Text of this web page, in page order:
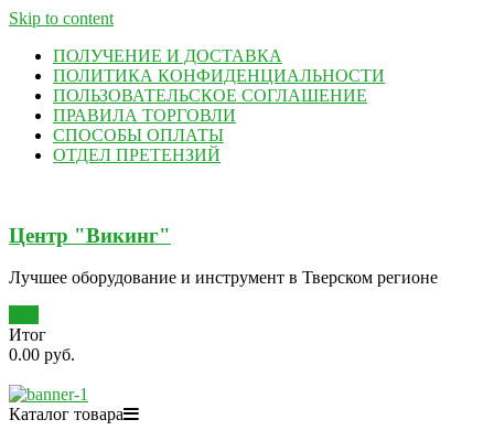
Skip to content
ПОЛУЧЕНИЕ И ДОСТАВКА
ПОЛИТИКА КОНФИДЕНЦИАЛЬНОСТИ
ПОЛЬЗОВАТЕЛЬСКОЕ СОГЛАШЕНИЕ
ПРАВИЛА ТОРГОВЛИ
СПОСОБЫ ОПЛАТЫ
ОТДЕЛ ПРЕТЕНЗИЙ
Центр "Викинг"
Лучшее оборудование и инструмент в Тверском регионе
Итог
0.00 руб.
Каталог товара